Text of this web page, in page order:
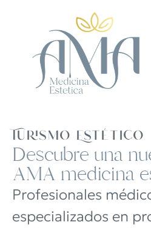
Turismo Estético
Descubre una
AMA medicina
Profesionales
especializados en